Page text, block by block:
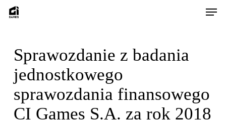
Skip
Sprawozdanie z badania
jednostkowego
sprawozdania finansowego
CI Games S.A. za rok 2018